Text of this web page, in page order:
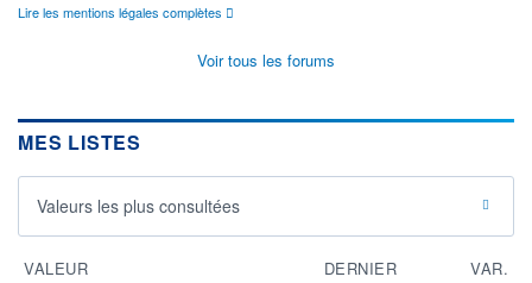
Lire les mentions légales complètes
Voir tous les forums
MES LISTES
Valeurs les plus consultées
VALEUR DERNIER VAR.